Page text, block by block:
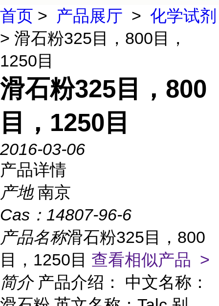
首页 > 产品展厅 > 化学试剂
> 滑石粉325目，800目，
1250目
滑石粉325目，800
目，1250目
2016-03-06
产品详情
产地 南京
Cas： 14807-96-6
产品名称滑石粉325目，800
目，1250目 查看相似产品 >
简介 产品介绍： 中文名称：